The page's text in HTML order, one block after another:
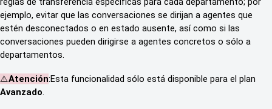
ejemplo, evitar que las conversaciones se dirijan a agentes que
estén desconectados o en estado ausente, así como si las
conversaciones pueden dirigirse a agentes concretos o sólo a
departamentos.
⚠️Atención:Esta funcionalidad sólo está disponible para el plan
Avanzado.